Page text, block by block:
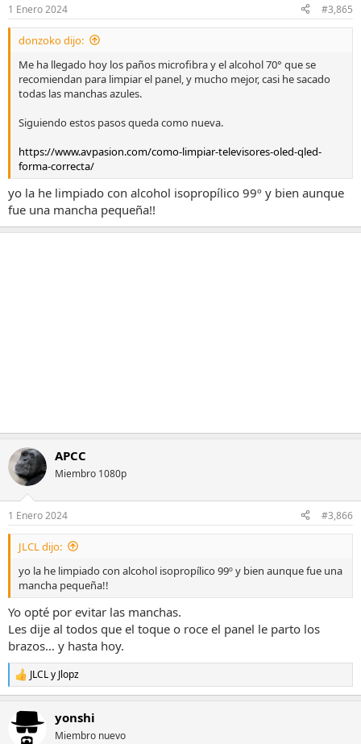
1 Enero 2024 #3,865
donzoko dijo:
Me ha llegado hoy los paños microfibra y el alcohol 70° que se
recomiendan para limpiar el panel, y mucho mejor, casi he sacado
todas las manchas azules.
Siguiendo estos pasos queda como nueva.
https://www.avpasion.com/como-limpiar-televisores-oled-qled-
forma-correcta/
yo la he limpiado con alcohol isopropílico 99º y bien aunque
fue una mancha pequeña!!
APCC
Miembro 1080p
1 Enero 2024 #3,866
JLCL dijo:
yo la he limpiado con alcohol isopropílico 99º y bien aunque fue una
mancha pequeña!!
Yo opté por evitar las manchas.
Les dije al todos que el toque o roce el panel le parto los
brazos… y hasta hoy.
R
e
c
c
JLCLy Jlopz
yonshi
Miembro nuevo